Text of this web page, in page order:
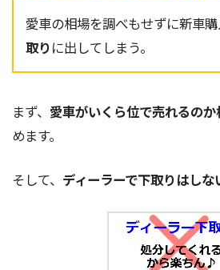
愛車の相場を調べもせずに新車
取りに出してしまう。
まず、 愛車がいくら位で売れるの
めます。
そして、 ディーラーで下取りはしな